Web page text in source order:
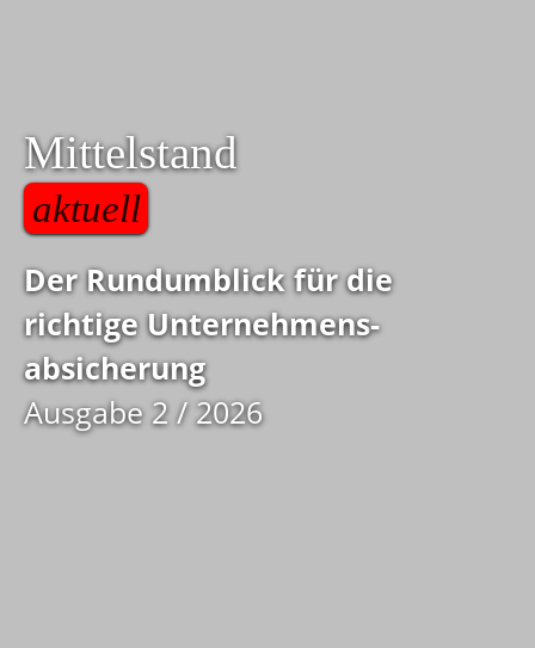
Mittelstand
aktuell
Der Rundumblick für die
richtige Unternehmens­
absicherung
Ausgabe 2 / 2026